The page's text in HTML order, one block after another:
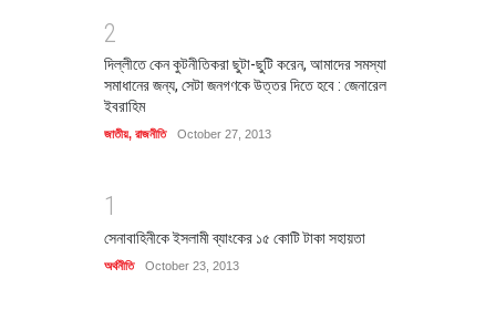
2
দিল্লীতে কেন কুটনীতিকরা ছুটা-ছুটি করেন, আমাদের সমস্যা
সমাধানের জন্য, সেটা জনগণকে উত্তর দিতে হবে : জেনারেল
ইবরাহিম
জাতীয়, রাজনীতি October 27, 2013
1
সেনাবাহিনীকে ইসলামী ব্যাংকের ১৫ কোটি টাকা সহায়তা
অর্থনীতি October 23, 2013